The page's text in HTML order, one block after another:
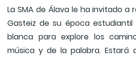
La SMA de Álava le ha invitado a
Gasteiz de su época
blanca para explore los
música y de la palabra. Estará